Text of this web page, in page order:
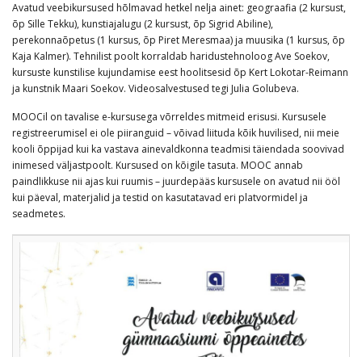
Avatud veebikursused hõlmavad hetkel nelja ainet: geograafia (2 kursust,
õp Sille Tekku), kunstiajalugu (2 kursust, õp Sigrid Abiline),
perekonnaõpetus (1 kursus, õp Piret Meresmaa) ja muusika (1 kursus, õp
Kaja Kalmer). Tehnilist poolt korraldab haridustehnoloog Ave Soekov,
kursuste kunstilise kujundamise eest hoolitsesid õp Kert Lokotar-Reimann
ja kunstnik Maari Soekov. Videosalvestused tegi Julia Golubeva.
MOOCil on tavalise e-kursusega võrreldes mitmeid erisusi. Kursusele
registreerumisel ei ole piiranguid – võivad liituda kõik huvilised, nii meie
kooli õppijad kui ka vastava ainevaldkonna teadmisi täiendada soovivad
inimesed väljastpoolt. Kursused on kõigile tasuta. MOOC annab
paindlikkuse nii ajas kui ruumis – juurdepääs kursusele on avatud nii ööl
kui päeval, materjalid ja testid on kasutatavad eri platvormidel ja
seadmetes.